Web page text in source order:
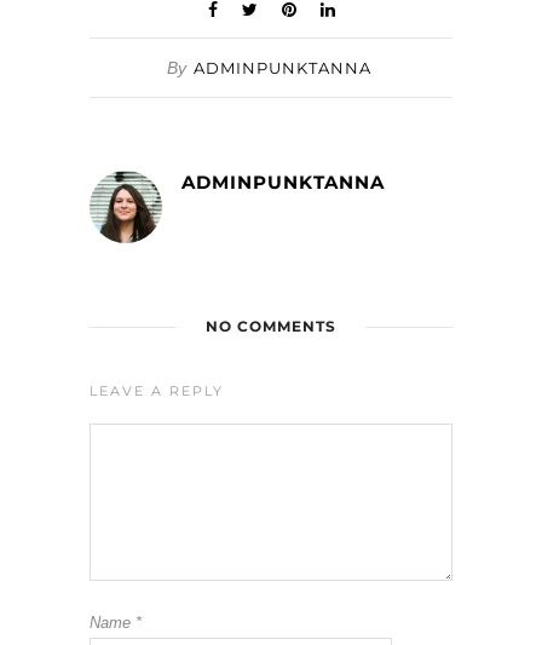
By ADMINPUNKTANNA
ADMINPUNKTANNA
NO COMMENTS
LEAVE A REPLY
Name *